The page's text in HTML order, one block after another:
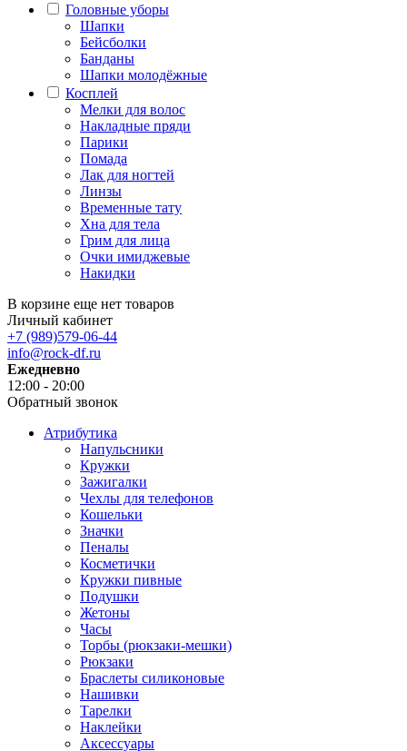
Головные уборы
Шапки
Бейсболки
Банданы
Шапки молодёжные
Косплей
Мелки для волос
Накладные пряди
Парики
Помада
Лак для ногтей
Линзы
Временные тату
Хна для тела
Грим для лица
Очки имиджевые
Накидки
В корзине еще нет товаров
Личный кабинет
+7 (989)579-06-44
info@rock-df.ru
Ежедневно
12:00 - 20:00
Обратный звонок
Атрибутика
Напульсники
Кружки
Зажигалки
Чехлы для телефонов
Кошельки
Значки
Пеналы
Косметички
Кружки пивные
Подушки
Жетоны
Часы
Торбы (рюкзаки-мешки)
Рюкзаки
Браслеты силиконовые
Нашивки
Тарелки
Наклейки
Аксессуары